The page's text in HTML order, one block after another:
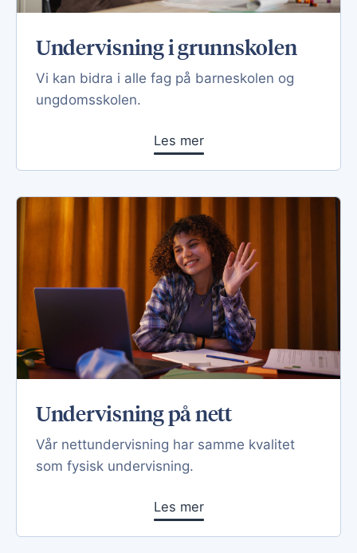
Undervisning i grunnskolen
Vi kan bidra i alle fag på barneskolen og
ungdomsskolen.
Les mer
Undervisning på nett
Vår nettundervisning har samme kvalitet
som fysisk undervisning.
Les mer